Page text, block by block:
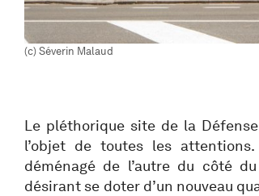
(c) Séverin Malaud
Le pléthorique site de la
l’objet de toutes les
déménagé de l’autre du côté
désirant se doter d’un nouveau